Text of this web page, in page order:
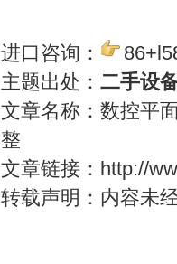
进口咨询：
主题出处： 二手设
文章名称：数控平
整
文章链接： http://
转载声明：内容未